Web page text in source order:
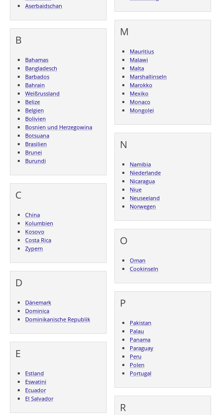
Aserbaidschan
B
Bahamas
Bangladesch
Barbados
Bahrain
Weißrussland
Belize
Belgien
Bolivien
Bosnien und Herzegowina
Botsuana
Brasilien
Brunei
Burundi
C
China
Kolumbien
Kosovo
Costa Rica
Zypern
D
Dänemark
Dominica
Dominikanische Republik
E
Estland
Eswatini
Ecuador
El Salvador
M
Mauritius
Malawi
Malta
Marshallinseln
Marokko
Mexiko
Monaco
Mongolei
N
Namibia
Niederlande
Nicaragua
Niue
Neuseeland
Norwegen
O
Oman
Cookinseln
P
Pakistan
Palau
Panama
Paraguay
Peru
Polen
Portugal
R